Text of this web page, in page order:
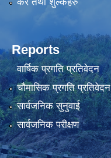
Reports
वार्षिक प्रगति प्रतिवेदन
चौमासिक प्रगति प्रतिवेदन
सार्वजनिक सुनुवाई
सार्वजनिक परीक्षण